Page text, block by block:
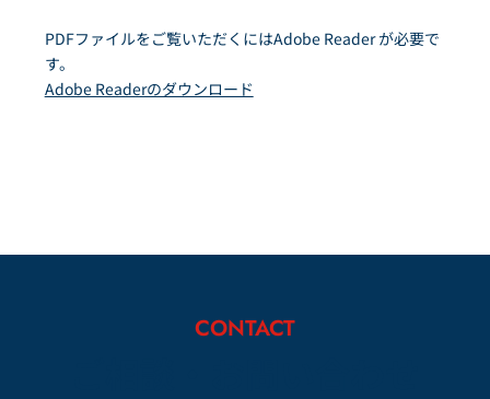
第7.1項但書によって第三者提供にあたらないものとされ
る態様にて要配慮個人情報の提供を受けるとき
6. 個人情報の安全管理
管理措置の概要は以下のとおりです。
において示した窓口にて、個人データの取扱いに関する
PDFファイルをご覧いただくにはAdobe Reader が必要で
す。
Adobe Readerのダウンロード
CONTACT